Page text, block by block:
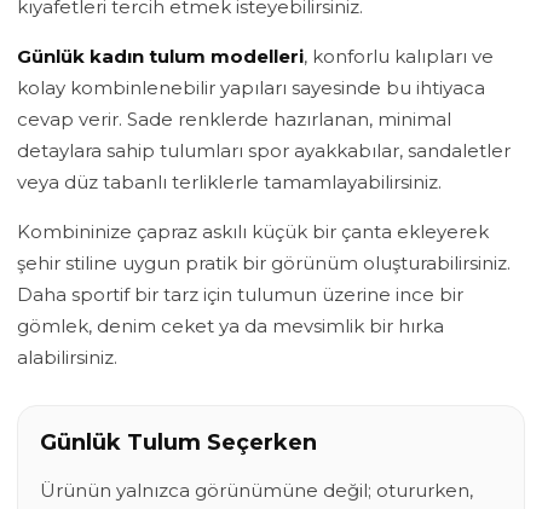
kıyafetleri tercih etmek isteyebilirsiniz.
Günlük kadın tulum modelleri, konforlu kalıpları ve
kolay kombinlenebilir yapıları sayesinde bu ihtiyaca
cevap verir. Sade renklerde hazırlanan, minimal
detaylara sahip tulumları spor ayakkabılar, sandaletler
veya düz tabanlı terliklerle tamamlayabilirsiniz.
Kombininize çapraz askılı küçük bir çanta ekleyerek
şehir stiline uygun pratik bir görünüm oluşturabilirsiniz.
Daha sportif bir tarz için tulumun üzerine ince bir
gömlek, denim ceket ya da mevsimlik bir hırka
alabilirsiniz.
Günlük Tulum Seçerken
Ürünün yalnızca görünümüne değil; otururken,